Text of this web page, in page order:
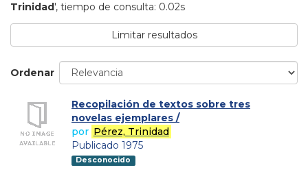
Trinidad', tiempo de consulta: 0.02s
Limitar resultados
Ordenar
Recopilación de textos sobre tres
novelas ejemplares /
por Pérez, Trinidad
Publicado 1975
Desconocido